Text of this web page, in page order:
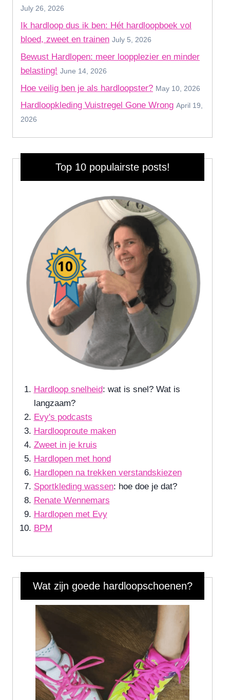
July 26, 2026
Ik hardloop dus ik ben: Hét hardloopboek vol
bloed, zweet en trainen July 5, 2026
Bewust Hardlopen: meer loopplezier en minder
belasting! June 14, 2026
Hoe veilig ben je als hardloopster? May 10, 2026
Hardloopkleding Vuistregel Gone Wrong April 19,
2026
Top 10 populairste posts!
Hardloop snelheid: wat is snel? Wat is
langzaam?
Evy's podcasts
Hardlooproute maken
Zweet in je kruis
Hardlopen met hond
Hardlopen na trekken verstandskiezen
Sportkleding wassen: hoe doe je dat?
Renate Wennemars
Hardlopen met Evy
BPM
Wat zijn goede hardloopschoenen?